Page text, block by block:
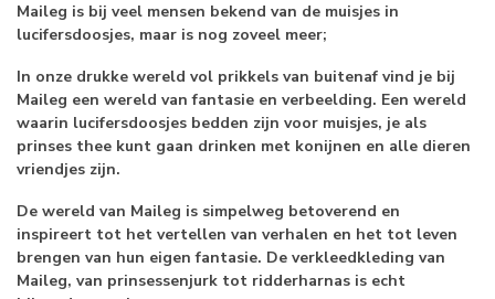
Maileg is bij veel mensen bekend van de muisjes in
lucifersdoosjes, maar is nog zoveel meer;
In onze drukke wereld vol prikkels van buitenaf vind je bij
Maileg een wereld van fantasie en verbeelding. Een wereld
waarin lucifersdoosjes bedden zijn voor muisjes, je als
prinses thee kunt gaan drinken met konijnen en alle dieren
vriendjes zijn.
De wereld van Maileg is simpelweg betoverend en
inspireert tot het vertellen van verhalen en het tot leven
brengen van hun eigen fantasie. De verkleedkleding van
Maileg, van prinsessenjurk tot ridderharnas is echt